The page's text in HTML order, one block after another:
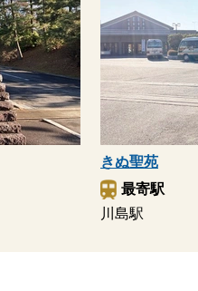
きぬ聖苑
最寄駅
川島駅